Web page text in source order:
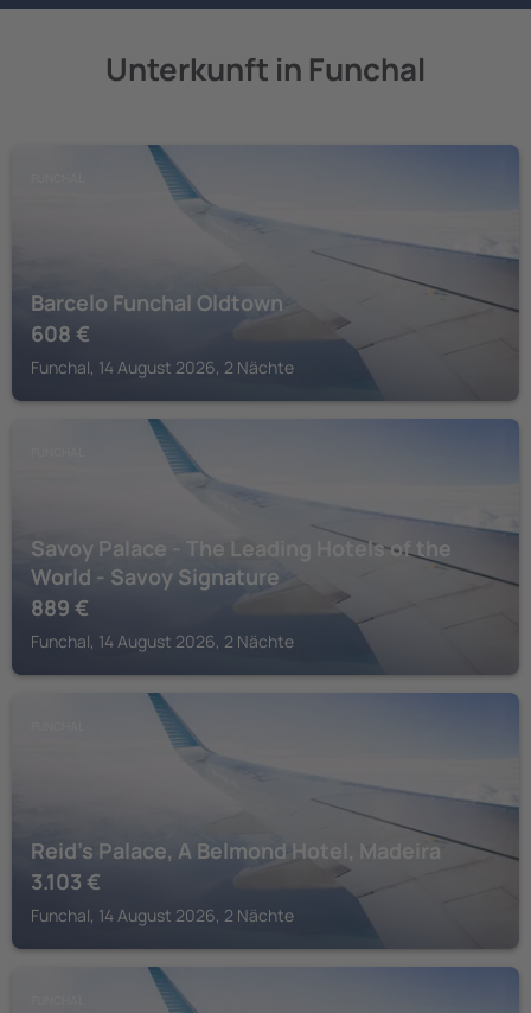
Unterkunft in Funchal
Barcelo Funchal Oldtown
608 €
Funchal, 14 August 2026, 2 Nächte
Savoy Palace - The Leading Hotels of the
World - Savoy Signature
889 €
Funchal, 14 August 2026, 2 Nächte
Reid's Palace, A Belmond Hotel, Madeira
3.103 €
Funchal, 14 August 2026, 2 Nächte